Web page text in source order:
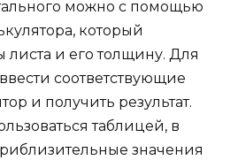
можно с помощью
который
листа и его толщину. Для
соответствующие
и получить результат.
таблицей, в
значения